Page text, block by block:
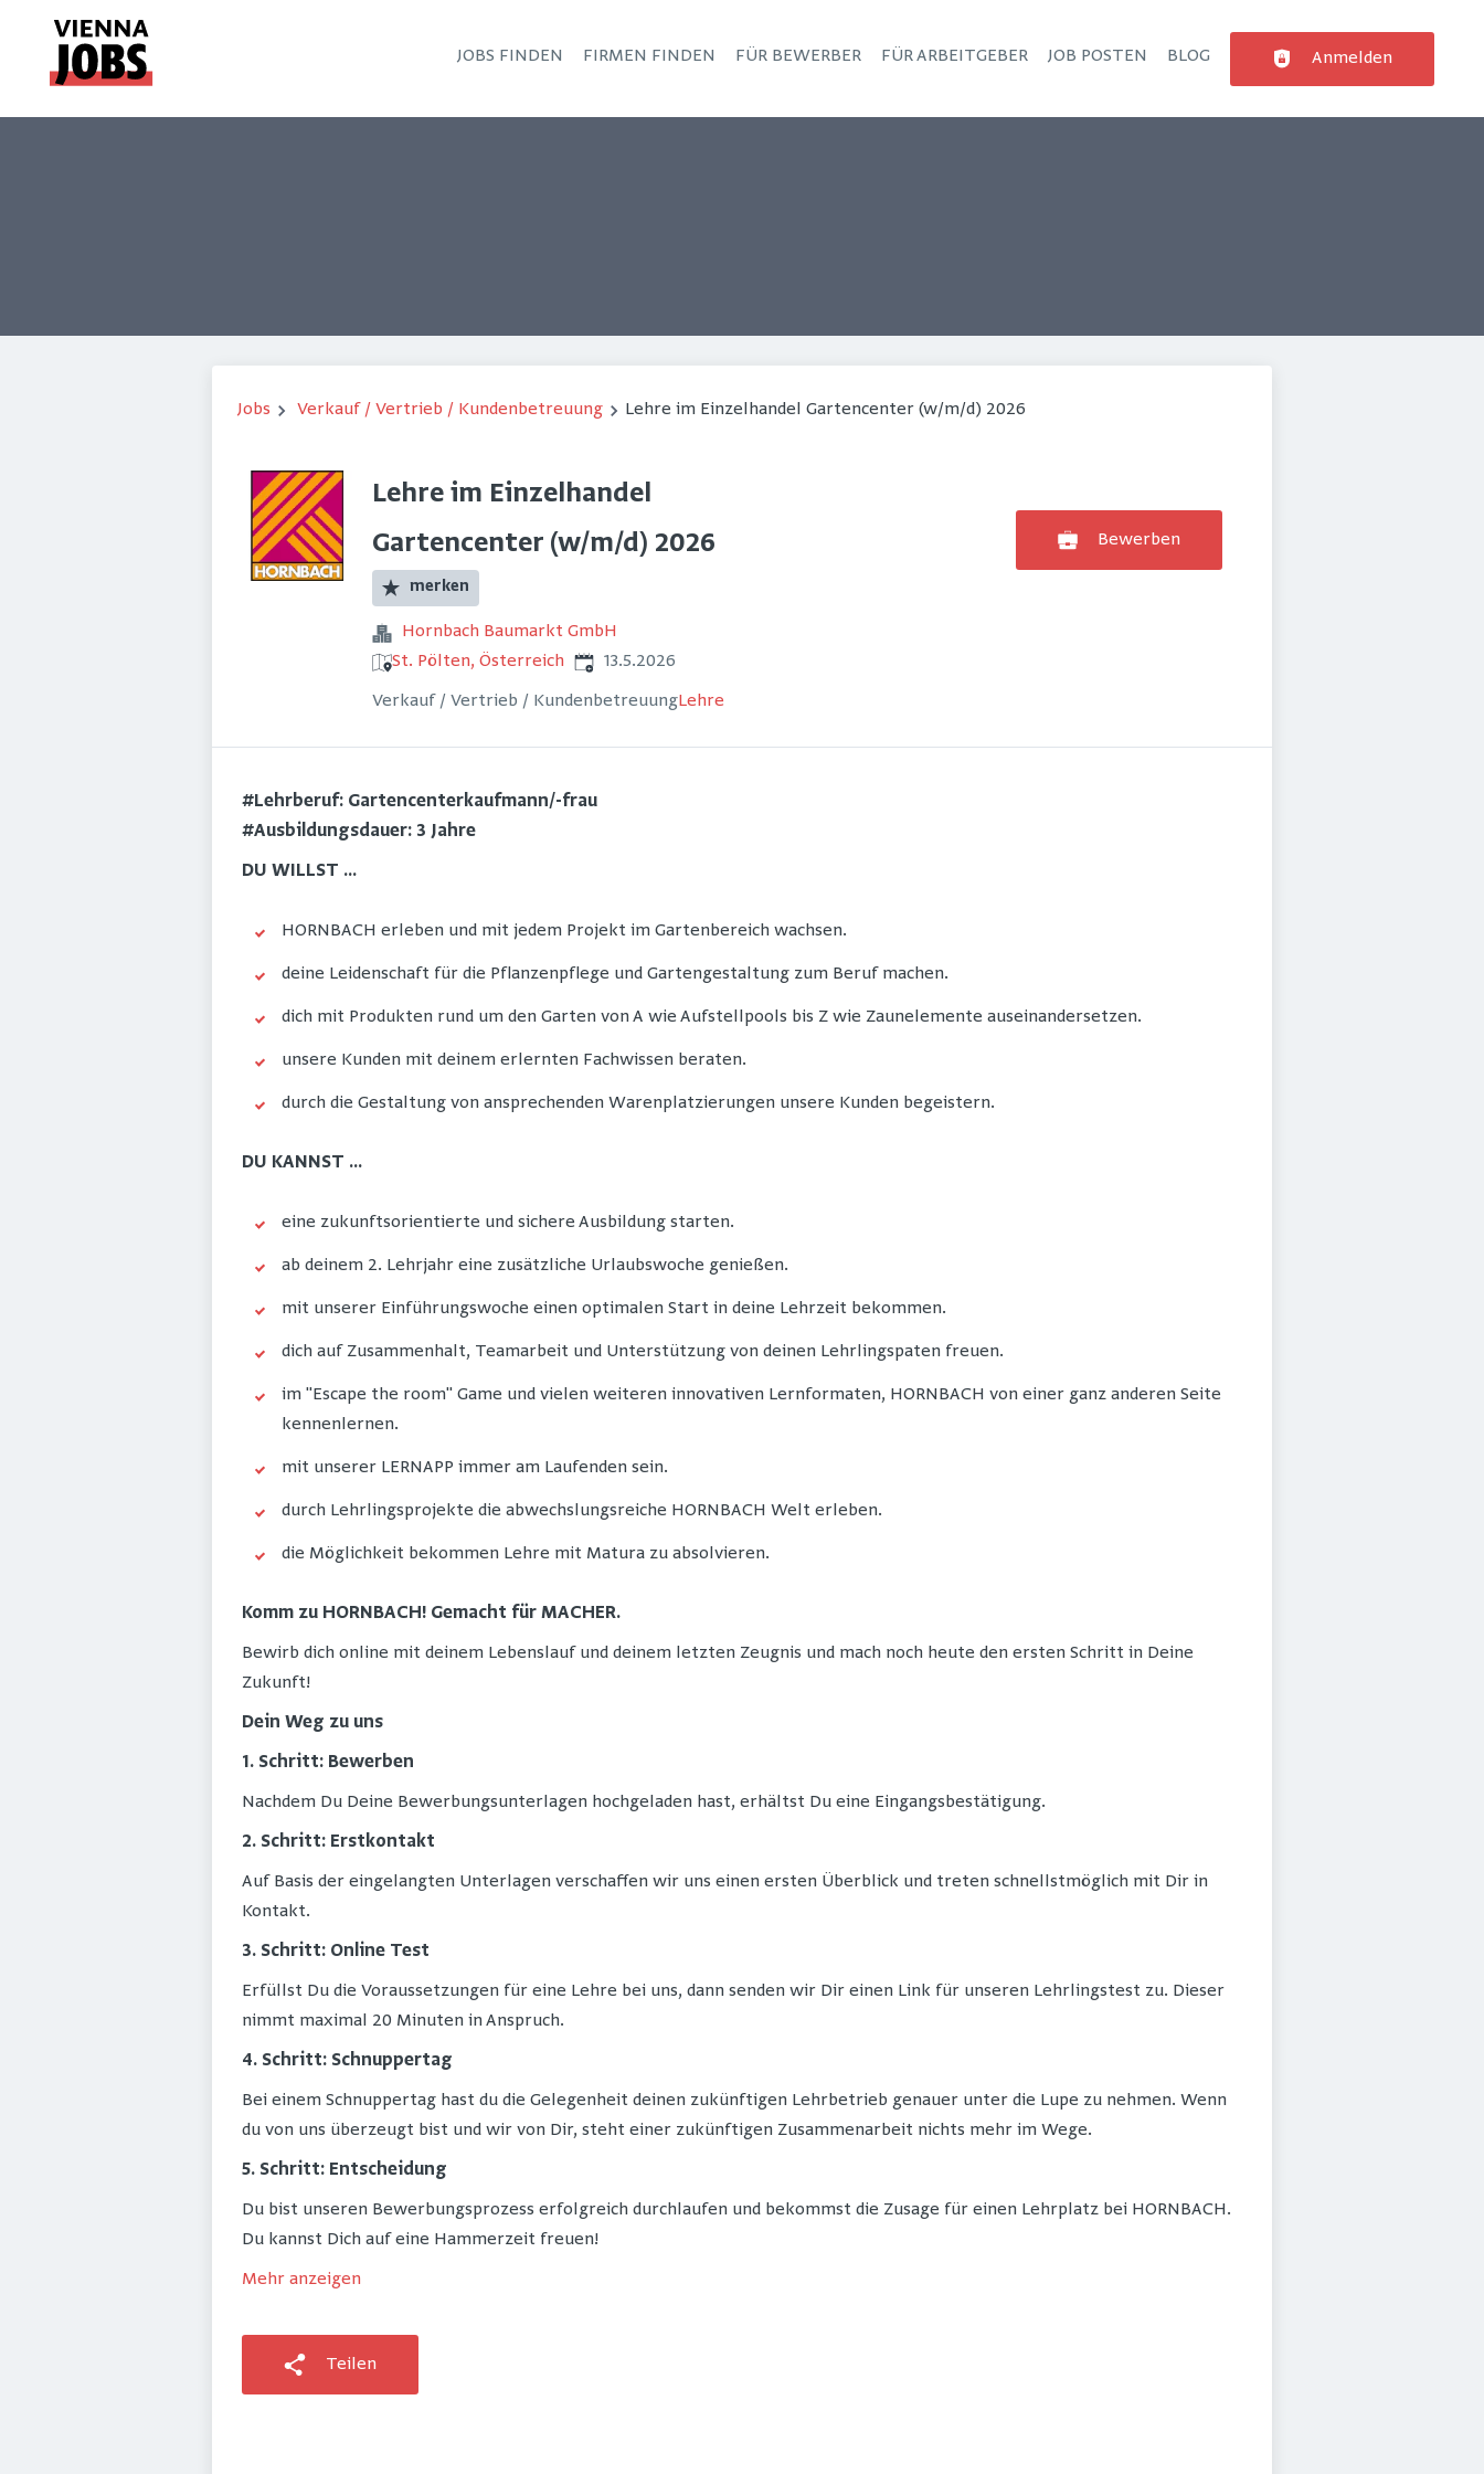
JOBS FINDEN FIRMEN FINDEN FÜR BEWERBER FÜR ARBEITGEBER JOB POSTEN BLOG Anmelden
Jobs Verkauf / Vertrieb / Kundenbetreuung Lehre im Einzelhandel Gartencenter (w/m/d) 2026
Lehre im Einzelhandel
Gartencenter (w/m/d) 2026
merken
Hornbach Baumarkt GmbH
St. Pölten, Österreich Veröffentlicht
13.5.2026
Verkauf / Vertrieb / KundenbetreuungLehre
Bewerben
#Lehrberuf: Gartencenterkaufmann/-frau
#Ausbildungsdauer: 3 Jahre
DU WILLST ...
HORNBACH erleben und mit jedem Projekt im Gartenbereich wachsen.
deine Leidenschaft für die Pflanzenpflege und Gartengestaltung zum Beruf machen.
dich mit Produkten rund um den Garten von A wie Aufstellpools bis Z wie Zaunelemente auseinandersetzen.
unsere Kunden mit deinem erlernten Fachwissen beraten.
durch die Gestaltung von ansprechenden Warenplatzierungen unsere Kunden begeistern.
DU KANNST ...
eine zukunftsorientierte und sichere Ausbildung starten.
ab deinem 2. Lehrjahr eine zusätzliche Urlaubswoche genießen.
mit unserer Einführungswoche einen optimalen Start in deine Lehrzeit bekommen.
dich auf Zusammenhalt, Teamarbeit und Unterstützung von deinen Lehrlingspaten freuen.
im "Escape the room" Game und vielen weiteren innovativen Lernformaten, HORNBACH von einer ganz anderen Seite
kennenlernen.
mit unserer LERNAPP immer am Laufenden sein.
durch Lehrlingsprojekte die abwechslungsreiche HORNBACH Welt erleben.
die Möglichkeit bekommen Lehre mit Matura zu absolvieren.
Komm zu HORNBACH! Gemacht für MACHER.
Bewirb dich online mit deinem Lebenslauf und deinem letzten Zeugnis und mach noch heute den ersten Schritt in Deine
Zukunft!
Dein Weg zu uns
1. Schritt: Bewerben
Nachdem Du Deine Bewerbungsunterlagen hochgeladen hast, erhältst Du eine Eingangsbestätigung.
2. Schritt: Erstkontakt
Auf Basis der eingelangten Unterlagen verschaffen wir uns einen ersten Überblick und treten schnellstmöglich mit Dir in
Kontakt.
3. Schritt: Online Test
Erfüllst Du die Voraussetzungen für eine Lehre bei uns, dann senden wir Dir einen Link für unseren Lehrlingstest zu. Dieser
nimmt maximal 20 Minuten in Anspruch.
4. Schritt: Schnuppertag
Bei einem Schnuppertag hast du die Gelegenheit deinen zukünftigen Lehrbetrieb genauer unter die Lupe zu nehmen. Wenn
du von uns überzeugt bist und wir von Dir, steht einer zukünftigen Zusammenarbeit nichts mehr im Wege.
5. Schritt: Entscheidung
Du bist unseren Bewerbungsprozess erfolgreich durchlaufen und bekommst die Zusage für einen Lehrplatz bei HORNBACH.
Du kannst Dich auf eine Hammerzeit freuen!
Mehr anzeigen
Teilen